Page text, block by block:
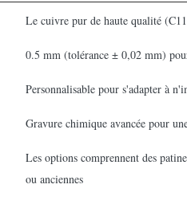
Le cuivre pur de haute qualité
0.5 mm (tolérance ± 0,02 mm)
Personnalisable pour s'adapter à
Gravure chimique avancée pour
Les options comprennent des
ou anciennes